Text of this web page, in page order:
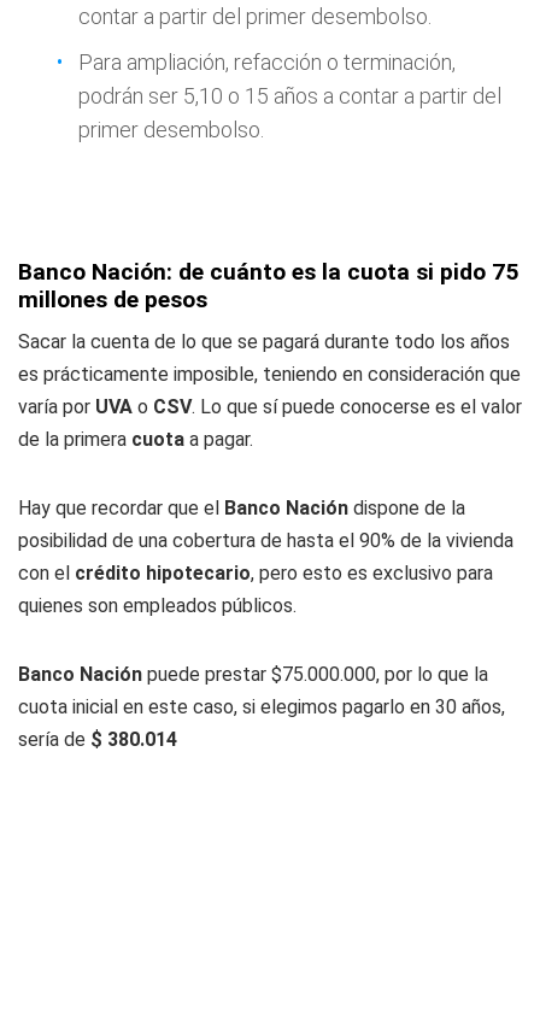
contar a partir del primer desembolso.
Para ampliación, refacción o terminación,
podrán ser 5,10 o 15 años a contar a partir del
primer desembolso.
Banco Nación: de cuánto es la cuota si pido 75
millones de pesos
Sacar la cuenta de lo que se pagará durante todo los años
es prácticamente imposible, teniendo en consideración que
varía por UVA o CSV. Lo que sí puede conocerse es el valor
de la primera cuota a pagar.
Hay que recordar que el Banco Nación dispone de la
posibilidad de una cobertura de hasta el 90% de la vivienda
con el crédito hipotecario, pero esto es exclusivo para
quienes son empleados públicos.
Banco Nación puede prestar $75.000.000, por lo que la
cuota inicial en este caso, si elegimos pagarlo en 30 años,
sería de $ 380.014